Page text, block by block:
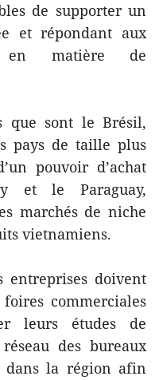
de supporter un
et répondant aux
en matière de
que sont le Brésil,
pays de taille plus
pouvoir d’achat
et le Paraguay,
marchés de niche
vietnamiens.
entreprises doivent
commerciales
leurs études de
des bureaux
dans la région afin